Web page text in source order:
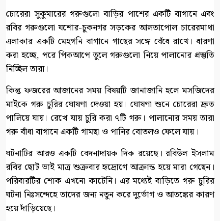
চোরেরা সুকুমারের গরুগুলো বাড়ির পাশের একটি বাগানে এবং
রবির গরুগুলো যশোর-চুকনগর সড়কের আলতাপোল চারেরমাথা
এলাকার একটি মেহগনি বাগানে গাছের সঙ্গে বেঁধে রাখে। ধারণা
করা হচ্ছে, পরে পিকআপে তুলে গরুগুলো নিয়ে পালানোর প্রস্তুতি
নিচ্ছিল তারা।
কিন্তু ফজরের আজানের সময় বিষয়টি জানাজানি হলে মসজিদের
মাইকে গরু চুরির ঘোষণা দেওয়া হয়। ঘোষণা শুনে চোরেরা দ্রুত
পালিয়ে যায়। রেখে যায় চুরি করা ৭টি গরু। পালানোর সময় তারা
গরু বাঁধা বাগানে একটি গামছা ও পানির বোতলও ফেলে যায়।
ঘটনাটির আরও একটি বেদনাদায়ক দিক রয়েছে। রবিউল ইসলাম
রবির ছোট ভাই মাত্র শুক্রবার হৃদ্রোগে আক্রান্ত হয়ে মারা গেছেন।
পরিবারটির শোক এখনো কাটেনি। এর মধ্যেই বাড়িতে গরু চুরির
ঘটনা নিঃসন্দেহে তাদের জন্য নতুন করে দুর্ভোগ ও আতঙ্কের কারণ
হয়ে দাঁড়িয়েছে।